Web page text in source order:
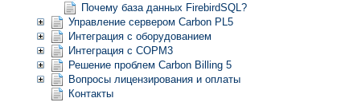
Почему база данных FirebirdSQL?
Управление сервером Carbon PL5
Интеграция с оборудованием
Интеграция с СОРМ3
Решение проблем Carbon Billing 5
Вопросы лицензирования и оплаты
Контакты